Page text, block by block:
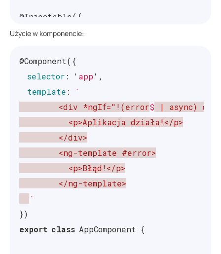
@Injectable({
providedIn:
export class
constructor
handleError(error
wrappedError : ErrorWrapper
errorService.publishError
}
Użycie w komponencie:
@Component({
selector : ' app' ,
template :
`
        <div *ngIf="!(error
$ | async)
          <p>Aplikacja działa!</p>
        </div>
        <ng-template #error>
          <p>Błąd!</p>
        </ng-template>
`
})
export class AppComponent {